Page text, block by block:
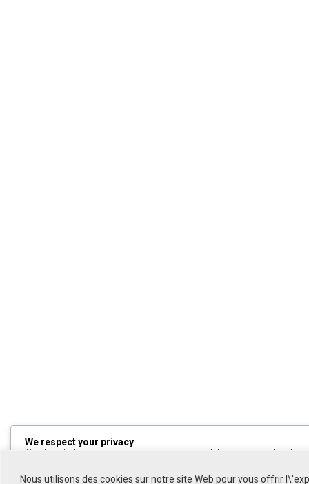
Nous utilisons des cookies sur notre site Web pour vous offrir
We respect your privacy
Cookies help us improve your experience, deliver personalized
Allto decline non-essential cookies.